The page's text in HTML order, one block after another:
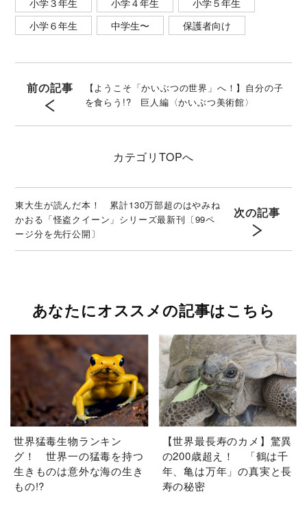
小学３年生 小学４年生
小学５年生
小学６年生
中学生〜 保護者向け
前の記事
【ようこそ「かいぶつの世界」へ！】自分の子
を食らう!? 巨人編〈かいぶつ美術館〉
カテゴリ TOPへ
東大生が読んだ本！ 累計130万部超のはやみね
かおる「怪盗クイーン」シリーズ最新刊〔99ペ
ージ分を先行公開〕
次の記事
あなたにオススメの記事はこちら
世界猛毒生物ランキン
グ！ 世界一の猛毒を持つ
生きものは意外な海の生き
もの!?
【世界最長寿のカメ】驚異
の200歳超え！ 「鶴は千
年、亀は万年」の真実と長
寿の秘密